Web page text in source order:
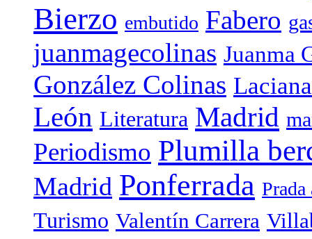
Bierzo embutido Fabero
juanmagecolinas Juanma
González Colinas Laciana
León Literatura Madrid
Periodismo Plumilla
Madrid Ponferrada Prada
Turismo Valentín Carrera